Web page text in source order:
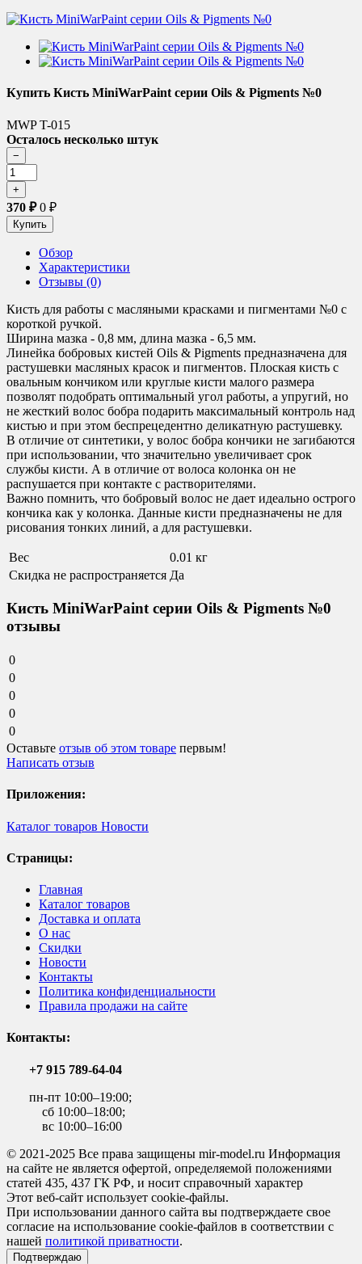
Купить Кисть MiniWarPaint серии Oils & Pigments №0
MWP T-015
Осталось несколько штук
370 ₽0 ₽
Обзор
Характеристики
Отзывы (0)
Кисть для работы с масляными красками и пигментами №0 с
короткой ручкой.
Ширина мазка - 0,8 мм, длина мазка - 6,5 мм.
Линейка бобровых кистей Oils & Pigments предназначена для
растушевки масляных красок и пигментов. Плоская кисть с
овальным кончиком или круглые кисти малого размера
позволят подобрать оптимальный угол работы, а упругий, но
не жесткий волос бобра подарить максимальный контроль над
кистью и при этом беспрецедентно деликатную растушевку.
В отличие от синтетики, у волос бобра кончики не загибаются
при использовании, что значительно увеличивает срок
службы кисти. А в отличие от волоса колонка он не
распушается при контакте с растворителями.
Важно помнить, что бобровый волос не дает идеально острого
кончика как у колонка. Данные кисти предназначены не для
рисования тонких линий, а для растушевки.
Вес
0.01 кг
Скидка не распространяется Да
Кисть MiniWarPaint серии Oils & Pigments №0
отзывы
0
0
0
0
0
Оставьте отзыв об этом товаре первым!
Написать отзыв
Приложения:
Каталог товаров Новости
Страницы:
Главная
Каталог товаров
Доставка и оплата
О нас
Скидки
Новости
Контакты
Политика конфиденциальности
Правила продажи на сайте
Контакты:
+7 915 789-64-04
пн-пт 10:00–19:00;
сб 10:00–18:00;
вс 10:00–16:00
© 2021-2025 Все права защищены mir-model.ru Информация
на сайте не является офертой, определяемой положениями
статей 435, 437 ГК РФ, и носит справочный характер
Этот веб-сайт использует cookie-файлы.
При использовании данного сайта вы подтверждаете свое
согласие на использование cookie-файлов в соответствии с
нашей политикой приватности.
Подтверждаю